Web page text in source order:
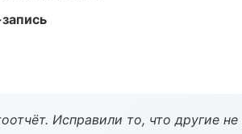
Исправили то, что другие